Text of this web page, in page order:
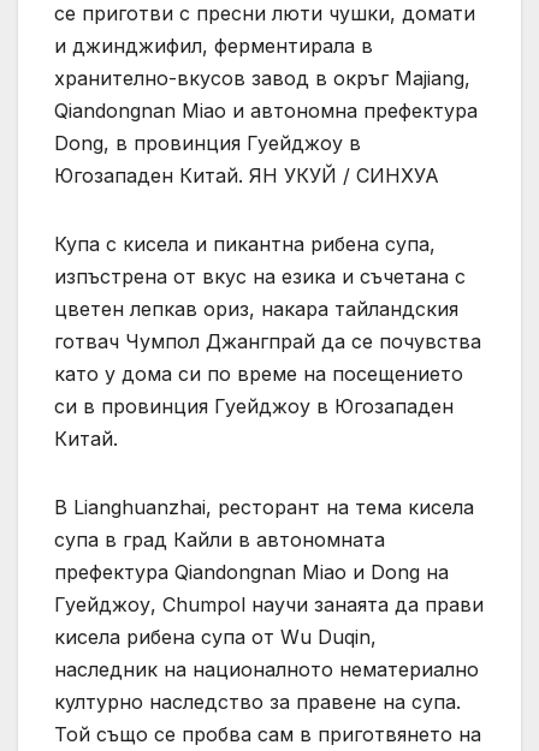
се приготви с пресни люти чушки, домати
и джинджифил, ферментирала в
хранително-вкусов завод в окръг Majiang,
Qiandongnan Miao и автономна префектура
Dong, в провинция Гуейджоу в
Югозападен Китай. ЯН УКУЙ / СИНХУА
Купа с кисела и пикантна рибена супа,
изпъстрена от вкус на езика и съчетана с
цветен лепкав ориз, накара тайландския
готвач Чумпол Джангпрай да се почувства
като у дома си по време на посещението
си в провинция Гуейджоу в Югозападен
Китай.
В Lianghuanzhai, ресторант на тема кисела
супа в град Кайли в автономната
префектура Qiandongnan Miao и Dong на
Гуейджоу, Chumpol научи занаята да прави
кисела рибена супа от Wu Duqin,
наследник на националното нематериално
културно наследство за правене на супа.
Той също се пробва сам в приготвянето на